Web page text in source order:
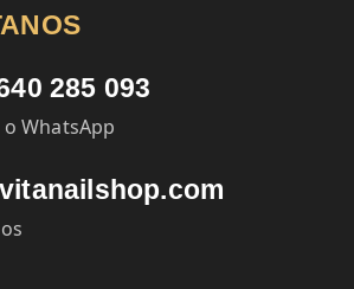
285 093
WhatsApp